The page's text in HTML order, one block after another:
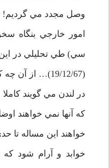
وصل مجدد مي گرديم!
امور خارجي بنگاه
سي) طي تحليلي در
(19/12/67)… از
در لندن مي گويند
كه آنها نمي خواهند
خواهند اين مساله تا
خوابد و آرام شود